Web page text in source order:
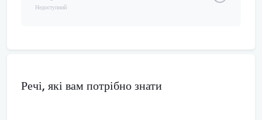
Недоступний
Речі, які вам потрібно знати